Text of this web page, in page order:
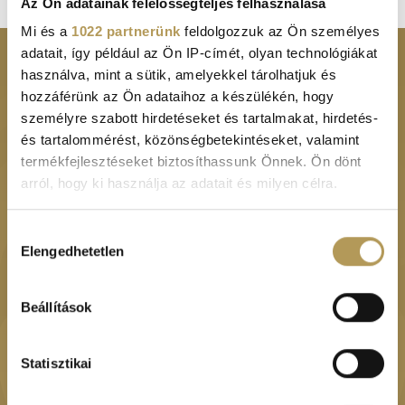
Mi és a 1022 partnerünk feldolgozzuk az Ön személyes
adatait, így például az Ön IP-címét, olyan technológiákat
használva, mint a sütik, amelyekkel tárolhatjuk és
hozzáférünk az Ön adataihoz a készülékén, hogy
személyre szabott hirdetéseket és tartalmakat, hirdetés-
és tartalommérést, közönségbetekintéseket, valamint
termékfejlesztéseket biztosíthassunk Önnek. Ön dönt
arról, hogy ki használja az adatait és milyen célra.
Információgyűjtés az Ön földrajzi
Az Ön készülékén beazonosítása annak konkrét
tulajdonságainak (ujjlenyomat) aktív ellenőrzésével
módjairól és adja meg preferenciáit a
kiválasztása
Elengedhetetlen
Beállítások
Statisztikai
Footer
menu
SZAKTERÜLET KERESŐ
SZOLGÁLTATÁSOK
ÁRAK
IDŐPONTFOGLALÁS
MŰTÉTEK, FEKVŐBETEG
RÉSZLEG
ÉVES KÁRTYA CSOMAGOK
SZŰRŐVIZSGÁLATOK
EGÉSZSÉGKÖZPONT
PLASZTIKAI SEBÉSZET